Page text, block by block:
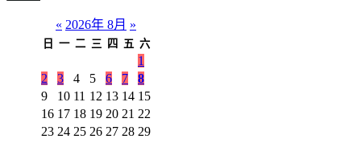
« 2026年 8月 »
日 一 二 三 四 五 六
1
2
3 4 5 6 7
8
9
10 11 12 13 14 15
16 17 18 19 20 21 22
23 24 25 26 27 28 29